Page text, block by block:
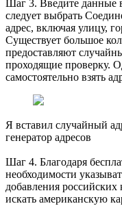
Шаг 3. Введите данные
следует выбрать
адрес, включая улицу,
Существует большое
предоставляют
проходящие проверку.
самостоятельно взять
Я вставил случайный
генератор адресов
Шаг 4. Благодаря
необходимости
добавления российских
искать американскую